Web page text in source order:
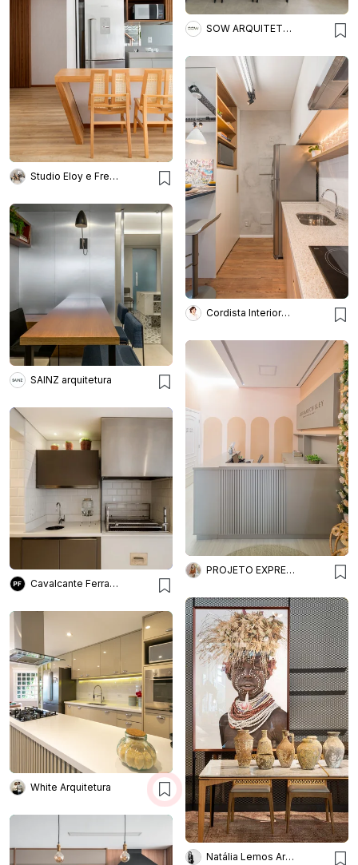
SOW ARQUITETOS
Studio Eloy e Freitas Arquitetura
Cordista Interiores e Lighting
SAINZ arquitetura
PROJETO EXPRESS DECOR ONLINE
Cavalcante Ferraz Arquitetura + Design
Natália Lemos Arquitetura
White Arquitetura